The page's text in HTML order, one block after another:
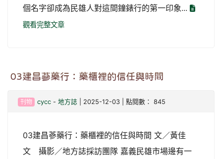
個名字卻成為民雄人對這間鐘錶行的第一印象...
觀看完整文章
03建昌蔘藥行：藥櫃裡的信任與時間
刊物 cycc- 地方誌 | 2025-12-03 | 點閱數： 845
03建昌蔘藥行：藥櫃裡的信任與時間 文／黃佳
文 攝影／地方誌採訪團隊 嘉義民雄市場邊有一